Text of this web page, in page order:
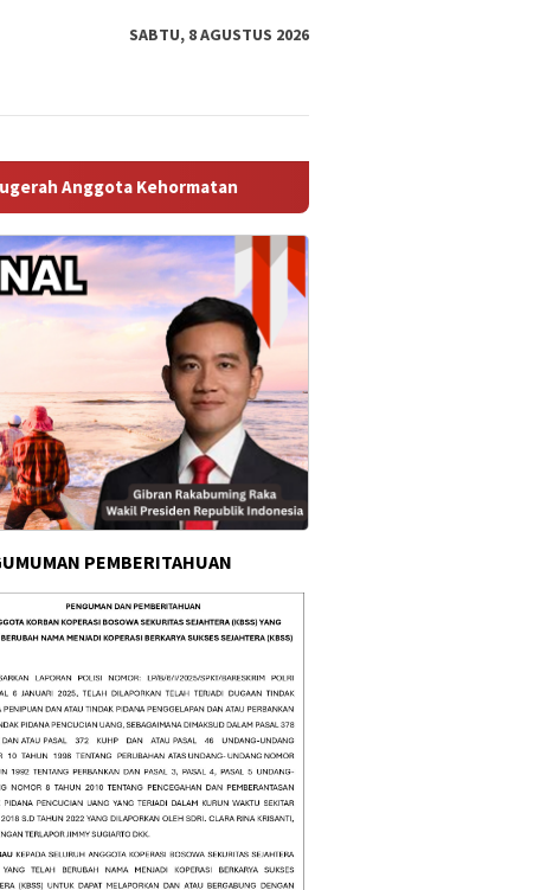
SABTU, 8 AGUSTUS 2026
Ciptakan Rasa Aman, Polsek Kelapa Dua Gelar
PEMBERITAHUAN